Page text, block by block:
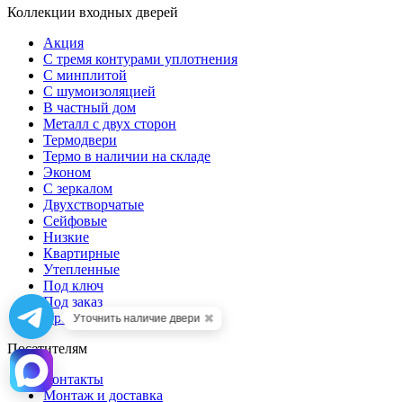
Коллекции входных дверей
Акция
С тремя контурами уплотнения
С минплитой
С шумоизоляцией
В частный дом
Металл с двух сторон
Термодвери
Термо в наличии на складе
Эконом
С зеркалом
Двухстворчатые
Сейфовые
Низкие
Квартирные
Утепленные
Под ключ
Под заказ
Противопожарные люки
Посетителям
Контакты
Монтаж и доставка
Уточнить наличие двери ✖